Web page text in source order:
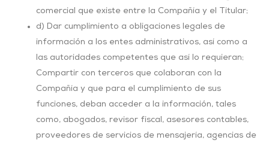
comercial que existe entre la Compañía y el Titular;
d) Dar cumplimiento a obligaciones legales de
información a los entes administrativos, así como a
las autoridades competentes que así lo requieran;
Compartir con terceros que colaboran con la
Compañía y que para el cumplimiento de sus
funciones, deban acceder a la información, tales
como, abogados, revisor fiscal, asesores contables,
proveedores de servicios de mensajería, agencias de